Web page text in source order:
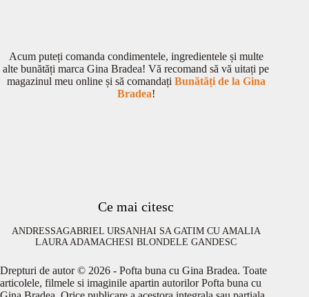
Acum puteți comanda condimentele, ingredientele și multe
alte bunătăți marca Gina Bradea! Vă recomand să vă uitați pe
magazinul meu online și să comandați Bunătăți de la Gina
Bradea!
Ce mai citesc
ANDRESSAGABRIEL URSANHAI SA GATIM CU AMALIA
LAURA ADAMACHESI BLONDELE GANDESC
Drepturi de autor © 2026 - Pofta buna cu Gina Bradea. Toate
articolele, filmele si imaginile apartin autorilor Pofta buna cu